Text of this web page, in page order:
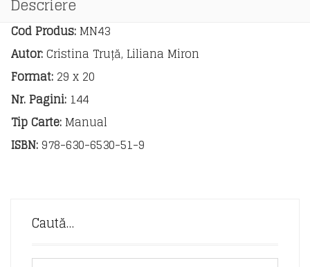
a
VI-
Descriere
Cod Produs: MN43
Autor:Cristina Truță, Liliana Miron
Format: 29 x 20
Nr. Pagini: 144
Tip Carte: Manual
ISBN:978-630-6530-51-9
Caută…